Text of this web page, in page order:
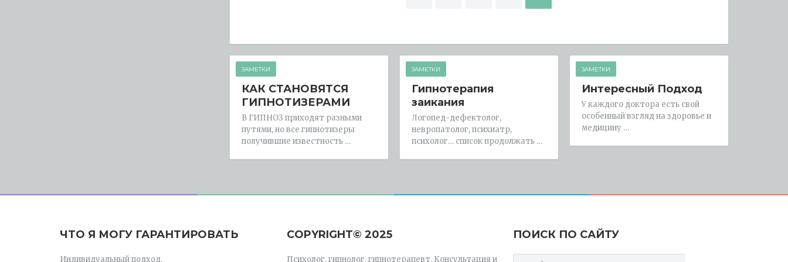
ЗАМЕТКИ
КАК СТАНОВЯТСЯ
ГИПНОТИЗЕРАМИ
В ГИПНОЗ приходят разными
путями, но все гипнотизеры
получившие известность …
ЗАМЕТКИ
Гипнотерапия
заикания
Логопед-дефектолог,
невропатолог, психиатр,
психолог… список продолжать …
ЗАМЕТКИ
Интересный Подход
У каждого доктора есть свой
особенный взгляд на здоровье и
медицину …
ЧТО Я МОГУ ГАРАНТИРОВАТЬ
Индивидуальный подход.
СOPYRIGHT© 2025
Психолог, гипнолог, гипнотерапевт. Консультация и
ПОИСК ПО САЙТУ